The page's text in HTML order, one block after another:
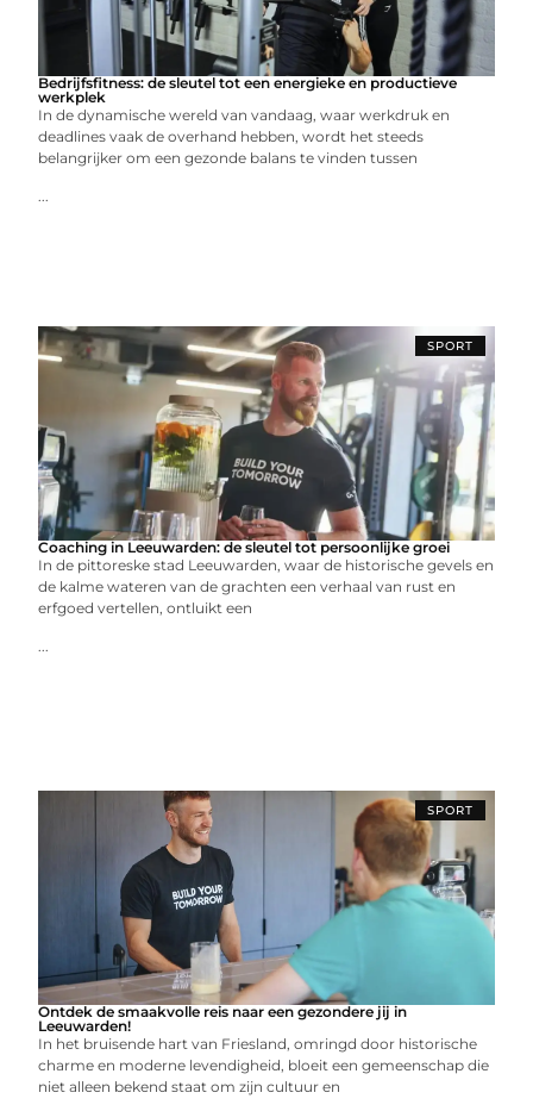
Bedrijfsfitness: de sleutel tot een energieke en productieve
werkplek
In de dynamische wereld van vandaag, waar werkdruk en
deadlines vaak de overhand hebben, wordt het steeds
belangrijker om een gezonde balans te vinden tussen
...
SPORT
Coaching in Leeuwarden: de sleutel tot persoonlijke groei
In de pittoreske stad Leeuwarden, waar de historische gevels en
de kalme wateren van de grachten een verhaal van rust en
erfgoed vertellen, ontluikt een
...
SPORT
Ontdek de smaakvolle reis naar een gezondere jij in
Leeuwarden!
In het bruisende hart van Friesland, omringd door historische
charme en moderne levendigheid, bloeit een gemeenschap die
niet alleen bekend staat om zijn cultuur en